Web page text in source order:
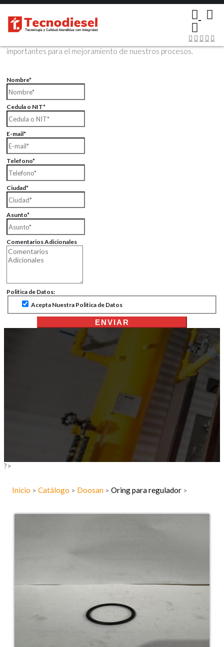
Contáctenos Vía Email
Envíenos sus datos con sus comentarios, sus opiniones son muy
importantes para el mejoramiento de nuestros procesos.
Nombre*
Cedula o NIT*
E-mail*
Telefono*
Ciudad*
Asunto*
Comentarios Adicionales
Politica de Datos:
Acepta Nuestra Politica de Datos
ENVIAR
?>
Inicio > Catálogo > Doosan > Oring para regulador >